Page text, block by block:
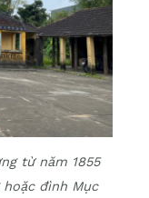
từ năm 1855
đình Mục